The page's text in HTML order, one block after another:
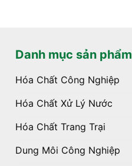
Danh mục sản phẩm
Hóa Chất Công Nghiệp
Hóa Chất Xử Lý Nước
Hóa Chất Trang Trại
Dung Môi Công Nghiệp